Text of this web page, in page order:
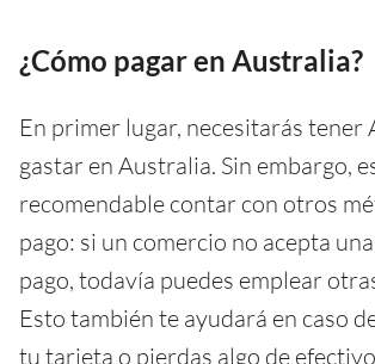
¿Cómo pagar en Australia?
En primer lugar, necesitarás tener
gastar en Australia. Sin embargo,
recomendable contar con otros
pago: si un comercio no acepta
pago, todavía puedes emplear
Esto también te ayudará en caso
tu tarjeta o pierdas algo de